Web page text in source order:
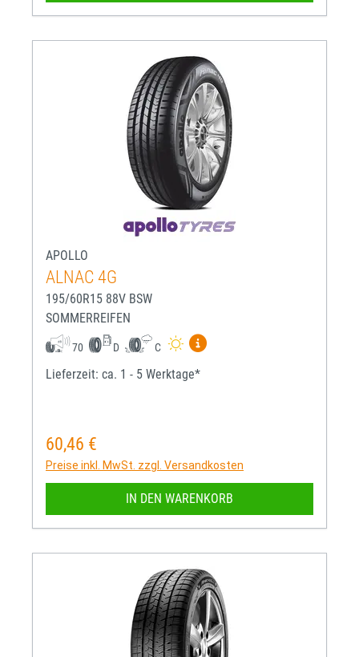
APOLLO
ALNAC 4G
195/60R15 88V BSW
SOMMERREIFEN
70 D C
Mehr Informationen zum
Lieferzeit: ca. 1 - 5 Werktage*
Regulärer Preis:
60,46 €
Preise inkl. MwSt. zzgl. Versandkosten
IN DEN WARENKORB